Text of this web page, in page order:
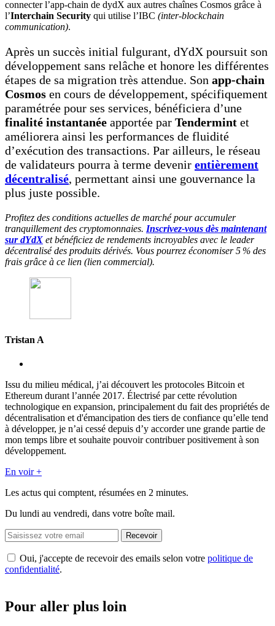
connecter l’app-chain de dydX aux autres chaînes Cosmos grâce à
l’Interchain Security qui utilise l’IBC (inter-blockchain
communication).
Après un succès initial fulgurant, dYdX poursuit son
développement sans relâche et honore les différentes
étapes de sa migration très attendue. Son app-chain
Cosmos en cours de développement, spécifiquement
paramétrée pour ses services, bénéficiera d’une
finalité instantanée apportée par Tendermint et
améliorera ainsi les performances de fluidité
d’exécution des transactions. Par ailleurs, le réseau
de validateurs pourra à terme devenir entièrement
décentralisé, permettant ainsi une gouvernance la
plus juste possible.
Profitez des conditions actuelles de marché pour accumuler
tranquillement des cryptomonnaies. Inscrivez-vous dès maintenant
sur dYdX et bénéficiez de rendements incroyables avec le leader
décentralisé des produits dérivés. Vous pourrez économiser 5 % des
frais grâce à ce lien (lien commercial).
Tristan A
Issu du milieu médical, j’ai découvert les protocoles Bitcoin et
Ethereum durant l’année 2017. Électrisé par cette révolution
technologique en expansion, principalement du fait des propriétés de
décentralisation et d'émancipation des tiers de confiance qu’elle tend
à développer, je n’ai cessé depuis d’y accorder une grande partie de
mon temps libre et souhaite pouvoir contribuer positivement à son
développement.
En voir +
Les actus qui comptent, résumées en 2 minutes.
Du lundi au vendredi, dans votre boîte mail.
Recevoir
Oui, j'accepte de recevoir des emails selon votre politique de
confidentialité.
Pour aller plus loin